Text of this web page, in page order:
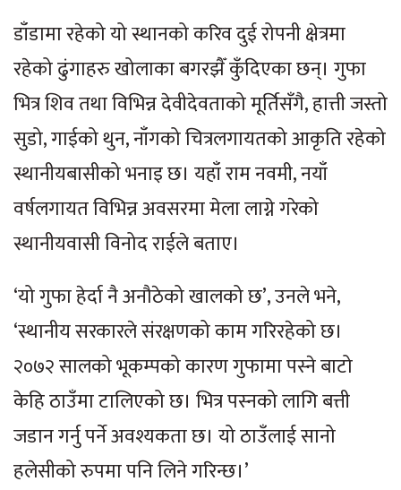
डाँडामा रहेको यो स्थानको करिव दुई रोपनी क्षेत्रमा
रहेको ढुंगाहरु खोलाका बगरझैँ कुँदिएका छन्। गुफा
भित्र शिव तथा विभिन्न देवीदेवताको मूर्तिसँगै, हात्ती जस्तो
सुडो, गाईको थुन, नाँगको चित्रलगायतको आकृति रहेको
स्थानीयबासीको भनाइ छ। यहाँ राम नवमी, नयाँ
वर्षलगायत विभिन्न अवसरमा मेला लाग्ने गरेको
स्थानीयवासी विनोद राईले बताए।
‘यो गुफा हेर्दा नै अनौठेको खालको छ’, उनले भने,
‘स्थानीय सरकारले संरक्षणको काम गरिरहेको छ।
२०७२ सालको भूकम्पको कारण गुफामा पस्ने बाटो
केहि ठाउँमा टालिएको छ। भित्र पस्नको लागि बत्ती
जडान गर्नु पर्ने अवश्यकता छ। यो ठाउँलाई सानो
हलेसीको रुपमा पनि लिने गरिन्छ।’